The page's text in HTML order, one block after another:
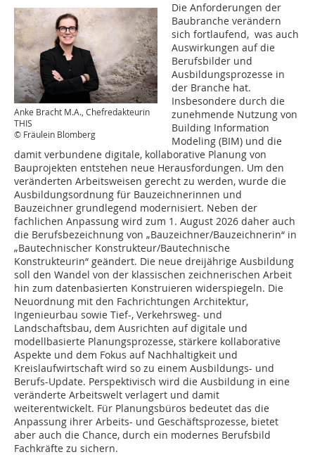
Anke Bracht M.A., Chefredakteurin
THIS
© Fräulein Blomberg
Die Anforderungen der
Baubranche verändern
sich fortlaufend, was auch
Auswirkungen auf die
Berufsbilder und
Ausbildungsprozesse in
der Branche hat.
Insbesondere durch die
zunehmende Nutzung von
Building Information
Modeling (BIM) und die
damit verbundene digitale, kollaborative Planung von
Bauprojekten entstehen neue Herausfordungen. Um den
veränderten Arbeitsweisen gerecht zu werden, wurde die
Ausbildungsordnung für Bauzeichnerinnen und
Bauzeichner grundlegend modernisiert. Neben der
fachlichen Anpassung wird zum 1. August 2026 daher auch
die Berufsbezeichnung von „Bauzeichner/Bauzeichnerin“ in
„Bautechnischer Konstrukteur/Bautechnische
Konstrukteurin“ geändert. Die neue dreijährige Ausbildung
soll den Wandel von der klassischen zeichnerischen Arbeit
hin zum datenbasierten Konstruieren widerspiegeln. Die
Neuordnung mit den Fachrichtungen Architektur,
Ingenieurbau sowie Tief-, Verkehrsweg- und
Landschaftsbau, dem Ausrichten auf digitale und
modellbasierte Planungsprozesse, stärkere kollaborative
Aspekte und dem Fokus auf Nachhaltigkeit und
Kreislaufwirtschaft wird so zu einem Ausbildungs- und
Berufs-Update. Perspektivisch wird die Ausbildung in eine
veränderte Arbeitswelt verlagert und damit
weiterentwickelt. Für Planungsbüros bedeutet das die
Anpassung ihrer Arbeits- und Geschäftsprozesse, bietet
aber auch die Chance, durch ein modernes Berufsbild
Fachkräfte zu sichern.